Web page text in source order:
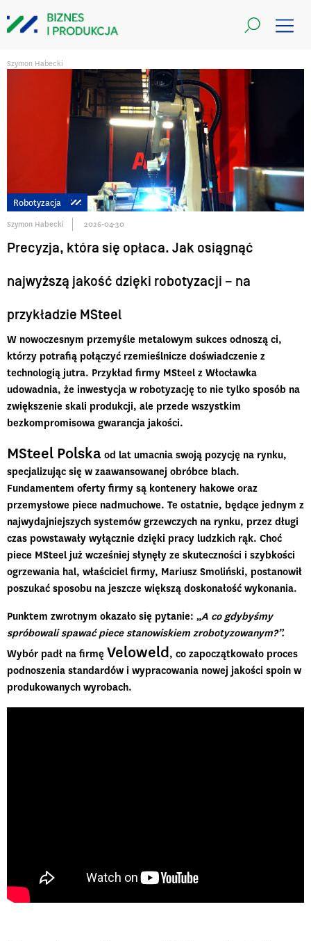
Szymon Habecki
Robotyzacja
Szymon Habecki 2026-04-30
Precyzja, która się opłaca. Jak osiągnąć
najwyższą jakość dzięki robotyzacji – na
przykładzie MSteel
W nowoczesnym przemyśle metalowym sukces odnoszą ci,
którzy potrafią połączyć rzemieślnicze doświadczenie z
technologią jutra. Przykład firmy MSteel z Włocławka
udowadnia, że inwestycja w robotyzację to nie tylko sposób na
zwiększenie skali produkcji, ale przede wszystkim
bezkompromisowa gwarancja jakości.
MSteel Polska od lat umacnia swoją pozycję na rynku,
specjalizując się w zaawansowanej obróbce blach.
Fundamentem oferty firmy są kontenery hakowe oraz
przemysłowe piece nadmuchowe. Te ostatnie, będące jednym z
najwydajniejszych systemów grzewczych na rynku, przez długi
czas powstawały wyłącznie dzięki pracy ludzkich rąk. Choć
piece MSteel już wcześniej słynęły ze skuteczności i szybkości
ogrzewania hal, właściciel firmy, Mariusz Smoliński, postanowił
poszukać sposobu na jeszcze większą doskonałość wykonania.
Punktem zwrotnym okazało się pytanie: „A co gdybyśmy
spróbowali spawać piece stanowiskiem zrobotyzowanym?”.
Wybór padł na firmę Veloweld, co zapoczątkowało proces
podnoszenia standardów i wypracowania nowej jakości spoin w
produkowanych wyrobach.